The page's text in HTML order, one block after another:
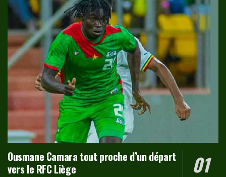
Ousmane Camara tout proche d’un départ
vers le RFC Liège